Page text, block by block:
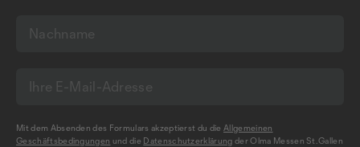
Mit dem Absenden des Formulars akzeptierst du dieAllgemeinen
Geschäftsbedingungen und die Datenschutzerklärung der Olma Messen St.Gallen